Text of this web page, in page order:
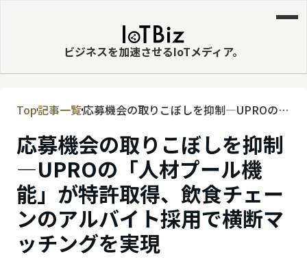
ビジネスを加速させるIoTメディア。
MVNE
エッジ
LPWA
DaaS
IaaS
PaaS
Top記事一覧応募機会の取りこぼしを抑制—UPROの
ェーンのアルバイト採用で横断マッチン
グを実現
応募機会の取りこぼしを抑制
—UPROの「人材プール機
能」が特許取得、飲食チェー
ンのアルバイト採用で横断マ
ッチングを実現